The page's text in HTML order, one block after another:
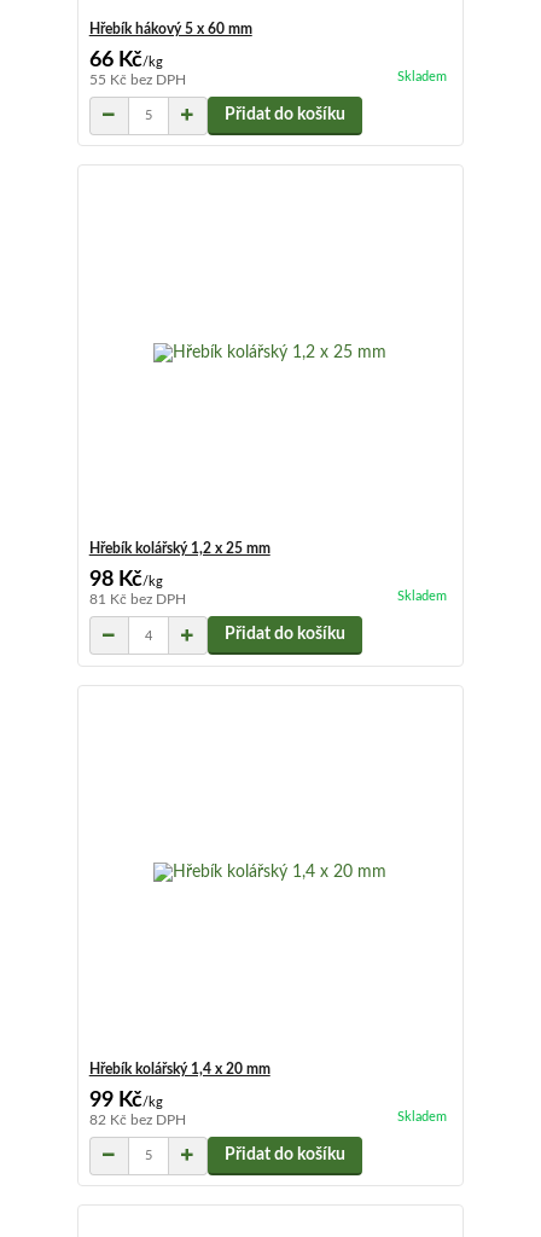
Hřebík hákový 5 x 60 mm
66 Kč/kg
55 Kč bez DPH Skladem
Přidat do košíku
Hřebík kolářský 1,2 x 25 mm
98 Kč/kg
81 Kč bez DPH Skladem
Přidat do košíku
Hřebík kolářský 1,4 x 20 mm
99 Kč/kg
82 Kč bez DPH Skladem
Přidat do košíku